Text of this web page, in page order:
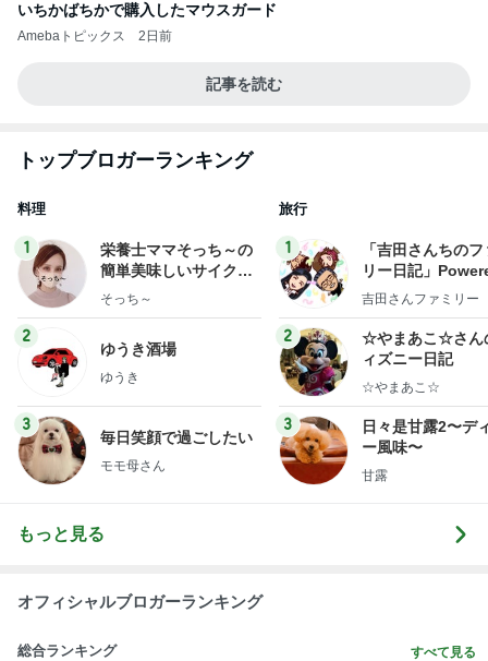
いちかばちかで購入したマウスガード
Amebaトピックス 2日前
記事を読む
トップブロガーランキング
料理
1
栄養士ママそっち～の
簡単美味しいサイクル
献立
そっち～
2
ゆうき酒場
ゆうき
3
毎日笑顔で過ごしたい
モモ母さん
旅行
1
「吉田さんちの
リー日記」
y Ameba 吉田さ
ログ
吉田さんファミリー
2
☆やまあこ☆さん
ィズニー日記
☆やまあこ☆
3
日々是甘露2〜デ
ー風味〜
甘露
もっと見る
オフィシャルブロガーランキング
総合ランキング すべて見る